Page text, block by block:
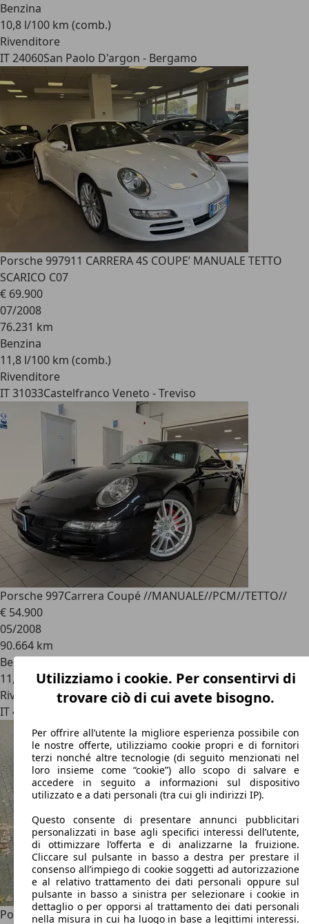
Benzina
10,8 l/100 km (comb.)
Rivenditore
IT 24060San Paolo D'argon - Bergamo
Porsche 997911 CARRERA 4S COUPE’ MANUALE TETTO
SCARICO C07
€ 69.900
07/2008
76.231 km
Benzina
11,8 l/100 km (comb.)
Rivenditore
IT 31033Castelfranco Veneto - Treviso
Porsche 997Carrera Coupé //MANUALE//PCM//TETTO//
€ 54.900
05/2008
90.664 km
Benzina
11,3 l/100 km (comb.)
Rivenditore
IT 43126
Porsche 9974S tagliandi Porsche splendida
Utilizziamo i cookie. Per consentirvi di
trovare ciò di cui avete bisogno.
Per offrire all’utente la migliore esperienza possibile con
le nostre offerte, utilizziamo cookie propri e di fornitori
terzi nonché altre tecnologie (di seguito menzionati nel
loro insieme come “cookie”) allo scopo di salvare e
accedere in seguito a informazioni sul dispositivo
utilizzato e a dati personali (tra cui gli indirizzi IP).
Questo consente di presentare annunci pubblicitari
personalizzati in base agli specifici interessi dell’utente,
di ottimizzare l’offerta e di analizzarne la fruizione.
Cliccare sul pulsante in basso a destra per prestare il
consenso all’impiego di cookie soggetti ad autorizzazione
e al relativo trattamento dei dati personali oppure sul
pulsante in basso a sinistra per selezionare i cookie in
dettaglio o per opporsi al trattamento dei dati personali
nella misura in cui ha luogo in base a legittimi interessi.